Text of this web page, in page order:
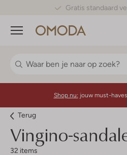
Gratis standaard
Menu
Shop nu: jouw must-
Terug
Vingino-
32 items